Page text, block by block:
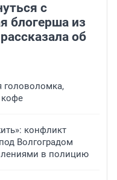
с
блогерша из
об
головоломка,
кофе
конфликт
Волгоградом
в полицию